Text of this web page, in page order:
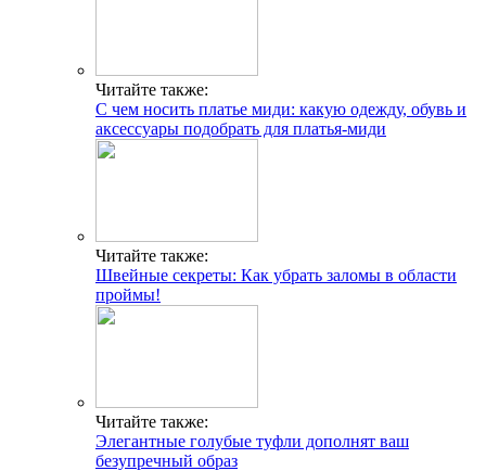
Читайте также:
С чем носить платье миди: какую одежду, обувь и
аксессуары подобрать для платья-миди
Читайте также:
Швейные секреты: Как убрать заломы в области
проймы!
Читайте также:
Элегантные голубые туфли дополнят ваш
безупречный образ